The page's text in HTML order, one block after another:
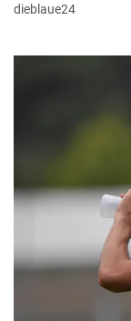
dieblaue24